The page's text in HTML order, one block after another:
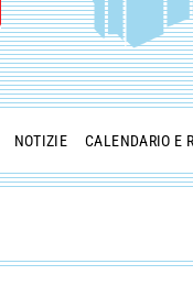
NOTIZIE CALENDARIO E